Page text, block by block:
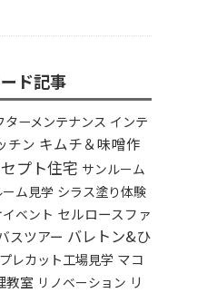
ド記事
ターメンテナンス インテ
チン キムチ＆味噌作
プト住宅 サンルーム
ム見学 シラス塗り体験
ベント セルロースファ
スツアー バレトン&ひ
プレカット工場見学 マコ
教室 リノベーション リ